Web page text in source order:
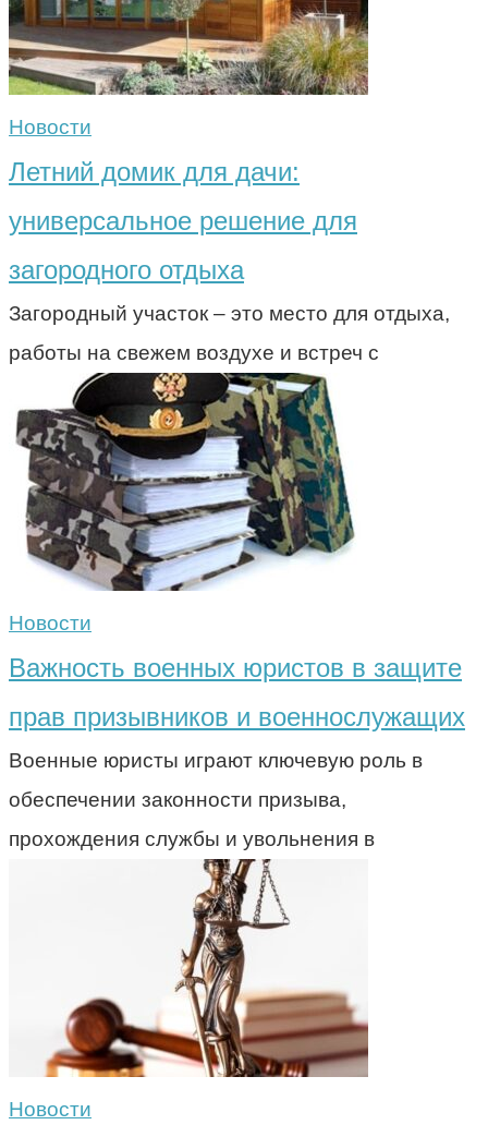
Новости
Летний домик для дачи:
универсальное решение для
загородного отдыха
Загородный участок – это место для отдыха,
работы на свежем воздухе и встреч с
Новости
Важность военных юристов в защите
прав призывников и военнослужащих
Военные юристы играют ключевую роль в
обеспечении законности призыва,
прохождения службы и увольнения в
Новости